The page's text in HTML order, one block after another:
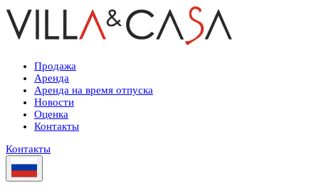
Продажа
Аренда
Аренда на время отпуска
Новости
Оценка
Контакты
Контакты